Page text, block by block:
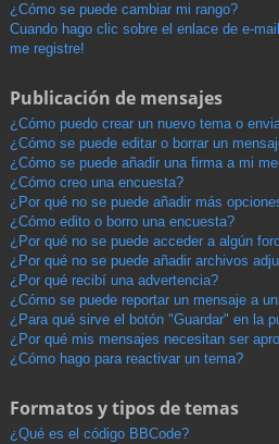
¿Cómo se puede cambiar mi rango?
Cuando hago clic sobre el enlace de e-
me registre!
Publicación de mensajes
¿Cómo puedo crear un nuevo tema o
¿Cómo se puede editar o borrar un
¿Cómo se puede añadir una firma a mi
¿Cómo creo una encuesta?
¿Por qué no se puede añadir más
¿Cómo edito o borro una encuesta?
¿Por qué no se puede acceder a algún
¿Por qué no se puede añadir archivos
¿Por qué recibí una advertencia?
¿Cómo se puede reportar un mensaje a
¿Para qué sirve el botón "Guardar" en la
¿Por qué mis mensajes necesitan ser
¿Cómo hago para reactivar un tema?
Formatos y tipos de temas
¿Qué es el código BBCode?